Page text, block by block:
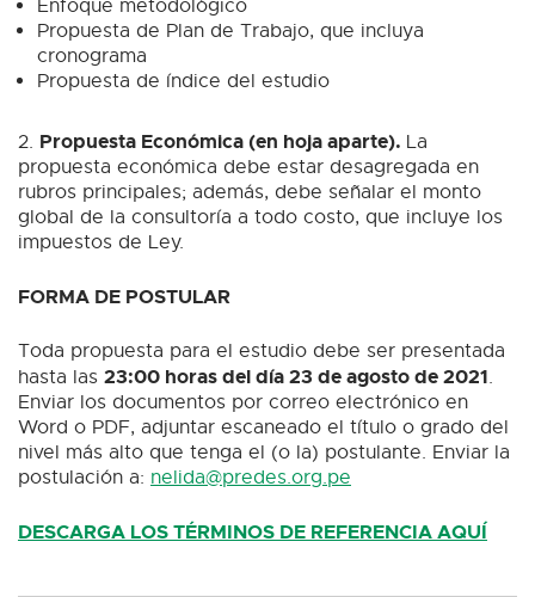
Enfoque metodológico
Propuesta de Plan de Trabajo, que incluya
cronograma
Propuesta de índice del estudio
2. Propuesta Económica (en hoja aparte). La
propuesta económica debe estar desagregada en
rubros principales; además, debe señalar el monto
global de la consultoría a todo costo, que incluye los
impuestos de Ley.
FORMA DE POSTULAR
Toda propuesta para el estudio debe ser presentada
hasta las 23:00 horas del día 23 de agosto de 2021.
Enviar los documentos por correo electrónico en
Word o PDF, adjuntar escaneado el título o grado del
nivel más alto que tenga el (o la) postulante. Enviar la
postulación a: nelida@predes.org.pe
DESCARGA LOS TÉRMINOS DE REFERENCIA AQUÍ